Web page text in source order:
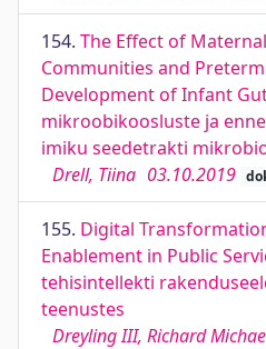
154. The Effect of
Communities and
Development of Infant
mikroobikoosluste ja
imiku seedetrakti
Drell, Tiina 03.10.2019
155. Digital
Enablement in Public
tehisintellekti
teenustes
Dreyling III, Richard